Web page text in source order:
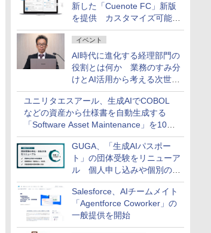
新した「Cuenote FC」新版
を提供 カスタマイズ可能な
ダッシュボード画面を搭載
イベント
AI時代に進化する経理部門の
役割とは何か 業務のすみ分
けとAI活用から考える次世代
ファイナンス戦略
ユニリタエスアール、生成AIでCOBOL
などの資産から仕様書を自動生成する
「Software Asset Maintenance」を10月
に発売
GUGA、「生成AIパスポー
ト」の団体受験をリニューア
ル 個人申し込みや個別の支
払いなどに対応
Salesforce、AIチームメイト
「Agentforce Coworker」の
一般提供を開始